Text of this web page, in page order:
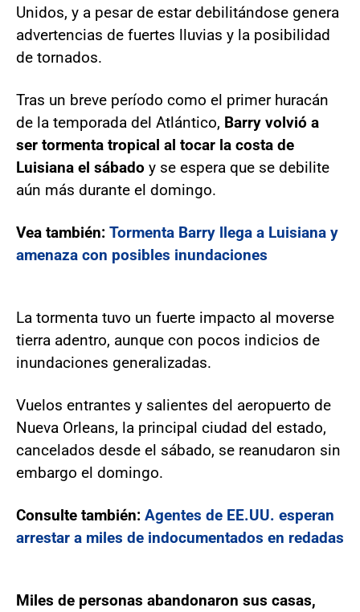
Unidos, y a pesar de estar debilitándose genera
advertencias de fuertes lluvias y la posibilidad
de tornados.
Tras un breve período como el primer huracán
de la temporada del Atlántico, Barry volvió a
ser tormenta tropical al tocar la costa de
Luisiana el sábado y se espera que se debilite
aún más durante el domingo.
Vea también: Tormenta Barry llega a Luisiana y
amenaza con posibles inundaciones
La tormenta tuvo un fuerte impacto al moverse
tierra adentro, aunque con pocos indicios de
inundaciones generalizadas.
Vuelos entrantes y salientes del aeropuerto de
Nueva Orleans, la principal ciudad del estado,
cancelados desde el sábado, se reanudaron sin
embargo el domingo.
Consulte también: Agentes de EE.UU. esperan
arrestar a miles de indocumentados en redadas
Miles de personas abandonaron sus casas,